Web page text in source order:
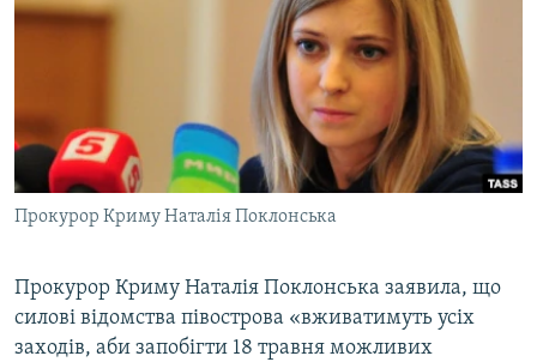
ДЕПОРТАЦІЯ
УКРАЇНСЬКА ПРОБЛЕМА КРИМУ
ІНФОГРАФІКА
ЯК ОБІЙТИ БЛОКУВАННЯ
Qırımtatar
ДОЛУЧАЙСЯ!
Усі сайти RFE/RL
Прокурор Криму Наталія Поклонська
Прокурор Криму Наталія Поклонська заявила, що
силові відомства півострова «вживатимуть усіх
заходів, аби запобігти 18 травня можливих